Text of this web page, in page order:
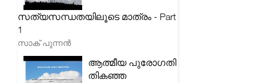
സത്യസന്ധതയിലൂടെ മാത്രം - Part
1
സാക് പുന്നൻ
ആത്മീയ പുരോഗതി
തികഞ്ഞ